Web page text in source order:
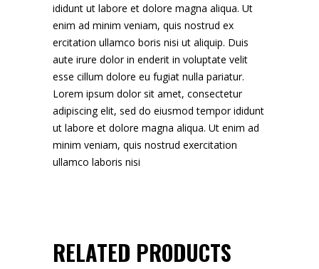
ididunt ut labore et dolore magna aliqua. Ut
enim ad minim veniam, quis nostrud ex
ercitation ullamco boris nisi ut aliquip. Duis
aute irure dolor in enderit in voluptate velit
esse cillum dolore eu fugiat nulla pariatur.
Lorem ipsum dolor sit amet, consectetur
adipiscing elit, sed do eiusmod tempor ididunt
ut labore et dolore magna aliqua. Ut enim ad
minim veniam, quis nostrud exercitation
ullamco laboris nisi
RELATED PRODUCTS